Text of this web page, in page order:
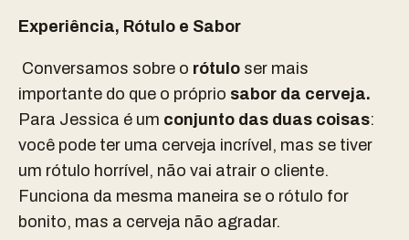
Experiência, Rótulo e Sabor
Conversamos sobre o rótulo ser mais
importante do que o próprio sabor da cerveja.
Para Jessica é um conjunto das duas coisas:
você pode ter uma cerveja incrível, mas se tiver
um rótulo horrível, não vai atrair o cliente.
Funciona da mesma maneira se o rótulo for
bonito, mas a cerveja não agradar.